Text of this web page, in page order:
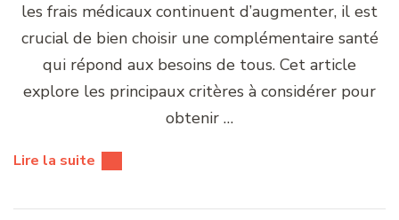
les frais médicaux continuent d’augmenter, il est
crucial de bien choisir une complémentaire santé
qui répond aux besoins de tous. Cet article
explore les principaux critères à considérer pour
obtenir …
Lire la suite